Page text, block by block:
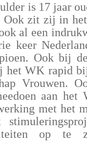
is 17 jaar
zit zij in
al een
keer
Ook bij
het WK rapid
Vrouwen.
aan het
met het
op te